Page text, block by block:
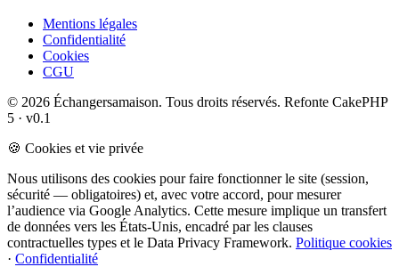
Mentions légales
Confidentialité
Cookies
CGU
© 2026 Échangersamaison. Tous droits réservés. Refonte CakePHP
5 · v0.1
🍪 Cookies et vie privée
Nous utilisons des cookies pour faire fonctionner le site (session,
sécurité — obligatoires) et, avec votre accord, pour mesurer
l’audience via Google Analytics. Cette mesure implique un transfert
de données vers les États-Unis, encadré par les clauses
contractuelles types et le Data Privacy Framework. Politique cookies
· Confidentialité